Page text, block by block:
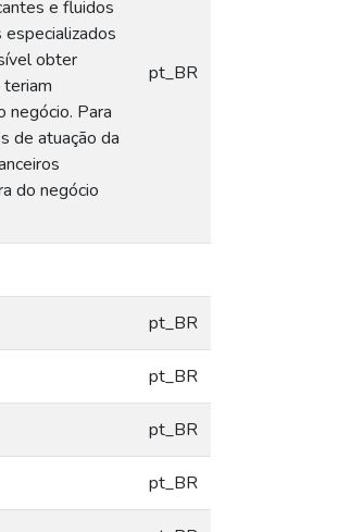
e fluidos
obter
negócio. Para
de atuação da
do negócio
pt_BR
pt_BR
pt_BR
pt_BR
pt_BR